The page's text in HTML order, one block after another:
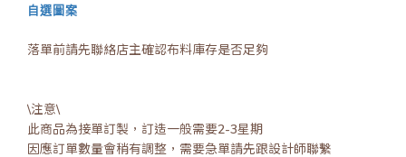
自選圖案
落單前請先聯絡店主確認布料庫存是否足夠
\注意\
此商品為接單訂製，訂造一般需要2-3星期
因應訂單數量會稍有調整，需要急單請先跟設計師聯繫